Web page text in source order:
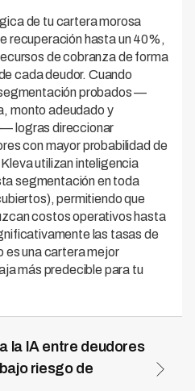
de tu cartera morosa
recuperación hasta un 40%,
de cobranza de forma
cada deudor. Cuando
probados —
monto adeudado y
logras direccionar
con mayor probabilidad de
utilizan inteligencia
segmentación en toda
permitiendo que
costos operativos hasta
las tasas de
es una cartera mejor
más predecible para tu
la IA entre deudores
riesgo de